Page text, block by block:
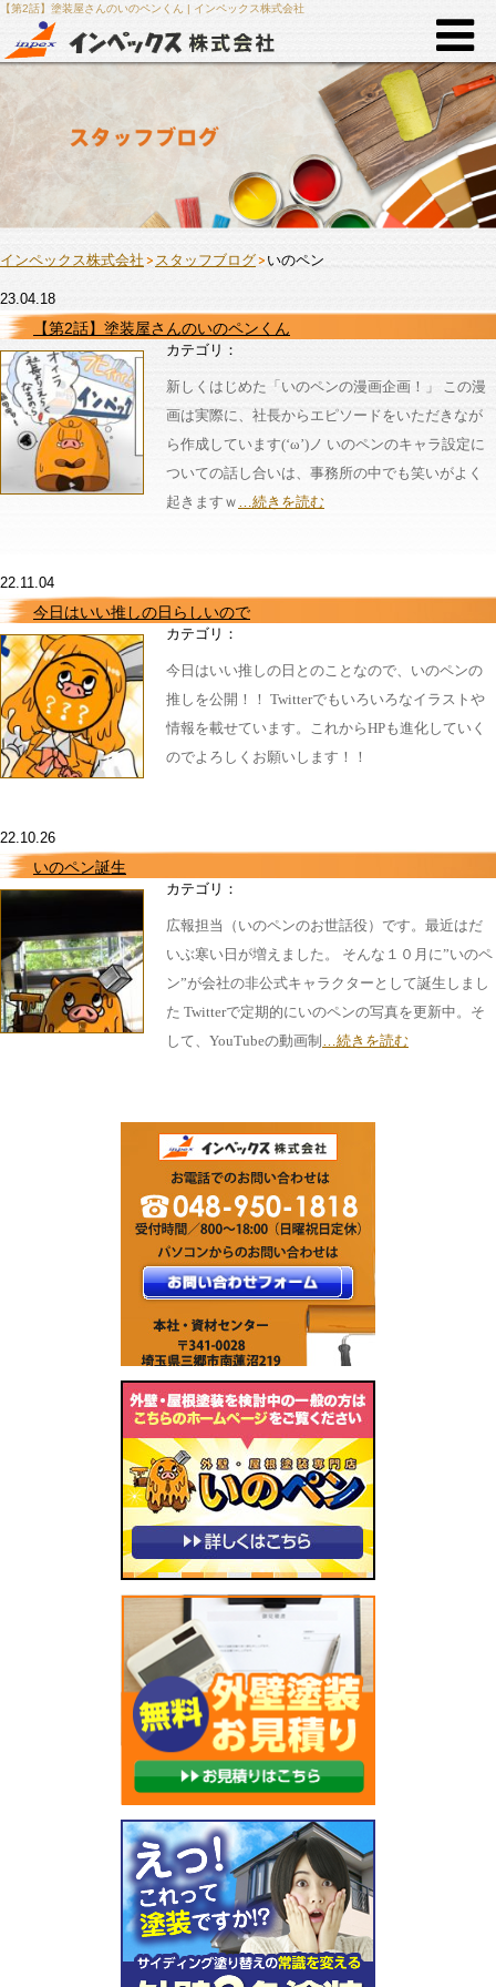
【第2話】塗装屋さんのいのペンくん | インペックス株式会社
インペックス株式会社 スタッフブログ いのペン
23.04.18
【第2話】塗装屋さんのいのペンくん
カテゴリ：
新しくはじめた「いのペンの漫画企画！」 この漫
画は実際に、社長からエピソードをいただきなが
ら作成しています(‘ω’)ノ いのペンのキャラ設定に
ついての話し合いは、事務所の中でも笑いがよく
起きますｗ
…続きを読む
22.11.04
今日はいい推しの日らしいので
カテゴリ：
今日はいい推しの日とのことなので、いのペンの
推しを公開！！ Twitterでもいろいろなイラストや
情報を載せています。これからHPも進化していく
のでよろしくお願いします！！
22.10.26
いのペン誕生
カテゴリ：
広報担当（いのペンのお世話役）です。最近はだ
いぶ寒い日が増えました。 そんな１０月に”いのペ
ン”が会社の非公式キャラクターとして誕生しまし
た Twitterで定期的にいのペンの写真を更新中。そ
して、YouTubeの動画制
…続きを読む